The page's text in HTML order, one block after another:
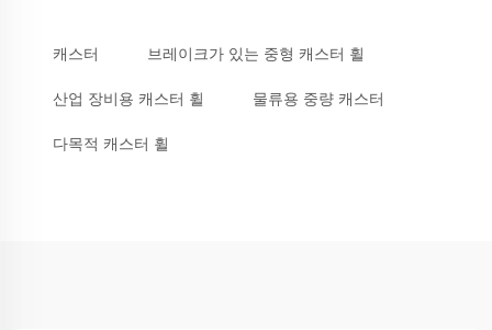
캐스터 브레이크가 있는 중형 캐스터 휠
산업 장비용 캐스터 휠 물류용 중량 캐스터
다목적 캐스터 휠